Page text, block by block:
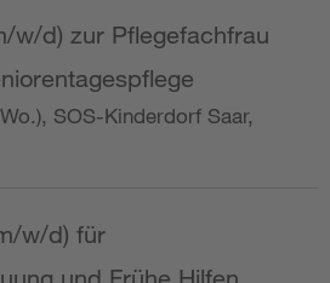
w/d) zur Pflegefachfrau
SOS-Kinderdorf Saar,
w/d) für